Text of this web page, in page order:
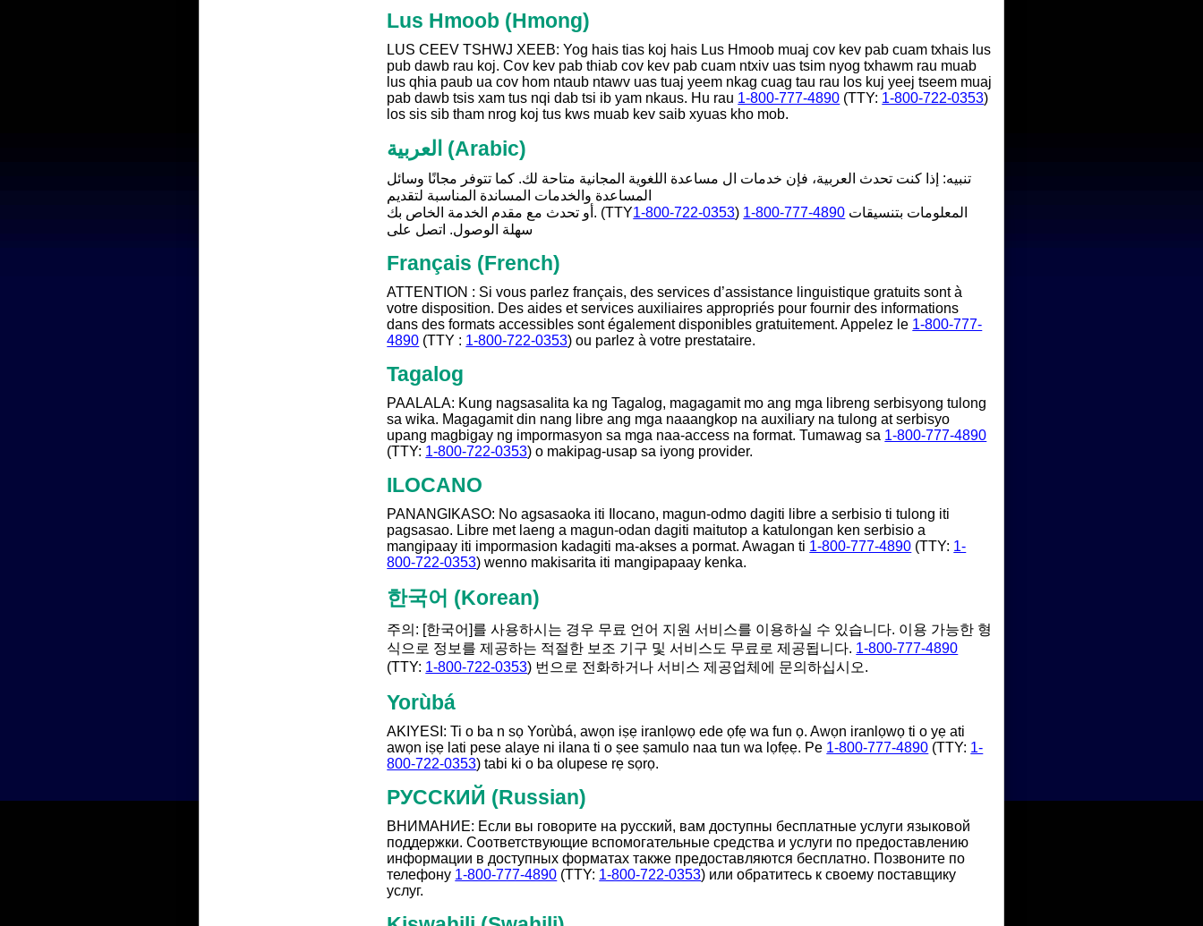
Lus Hmoob (Hmong)
LUS CEEV TSHWJ XEEB: Yog hais tias koj hais Lus Hmoob muaj cov kev pab cuam txhais lus
pub dawb rau koj. Cov kev pab thiab cov kev pab cuam ntxiv uas tsim nyog txhawm rau muab
lus qhia paub ua cov hom ntaub ntawv uas tuaj yeem nkag cuag tau rau los kuj yeej tseem muaj
pab dawb tsis xam tus nqi dab tsi ib yam nkaus. Hu rau 1-800-777-4890 (TTY: 1-800-722-0353)
los sis sib tham nrog koj tus kws muab kev saib xyuas kho mob.
(Arabic)
تنبيه: إذا كنت تحدث العربية، فإن خدمات ال مساعدة اللغوية المجانية متاحة لك. كما تتوفر مجانًا وسائل
المساعدة والخدمات المساندة المناسبة لتقديم
أو تحدث مع مقدم الخدمة الخاص بك. (TTY1-800-722-0353) 1-800-777-4890
سهلة الوصول. اتصل على
Français (French)
ATTENTION : Si vous parlez français, des services d’assistance linguistique gratuits sont à
votre disposition. Des aides et services auxiliaires appropriés pour fournir des informations
dans des formats accessibles sont également disponibles gratuitement. Appelez le 1-800-777-
4890 (TTY : 1-800-722-0353) ou parlez à votre prestataire.
Tagalog
PAALALA: Kung nagsasalita ka ng Tagalog, magagamit mo ang mga libreng serbisyong tulong
sa wika. Magagamit din nang libre ang mga naaangkop na auxiliary na tulong at serbisyo
upang magbigay ng impormasyon sa mga naa-access na format. Tumawag sa 1-800-777-4890
(TTY: 1-800-722-0353) o makipag-usap sa iyong provider.
ILOCANO
PANANGIKASO: No agsasaoka iti Ilocano, magun-odmo dagiti libre a serbisio ti tulong iti
pagsasao. Libre met laeng a magun-odan dagiti maitutop a katulongan ken serbisio a
mangipaay iti impormasion kadagiti ma-akses a pormat. Awagan ti 1-800-777-4890 (TTY: 1-
800-722-0353) wenno makisarita iti mangipapaay kenka.
한국어 (Korean)
주의: [한국어]를 사용하시는 경우 무료 언어 지원 서비스를 이용하실 수 있습니다. 이용 가능한 형
식으로 정보를 제공하는 적절한 보조 기구 및 서비스도 무료로 제공됩니다. 1-800-777-4890
(TTY: 1-800-722-0353) 번으로 전화하거나 서비스 제공업체에 문의하십시오.
Yorùbá
AKIYESI: Ti o ba n sọ Yorùbá, awọn iṣẹ iranlọwọ ede ọfẹ wa fun ọ. Awọn iranlọwọ ti o yẹ ati
awọn iṣẹ lati pese alaye ni ilana ti o ṣee ṣamulo naa tun wa lọfẹẹ. Pe 1-800-777-4890 (TTY: 1-
800-722-0353) tabi ki o ba olupese rẹ sọrọ.
РУССКИЙ (Russian)
ВНИМАНИЕ: Если вы говорите на русский, вам доступны бесплатные услуги языковой
поддержки. Соответствующие вспомогательные средства и услуги по предоставлению
информации в доступных форматах также предоставляются бесплатно. Позвоните по
телефону 1-800-777-4890 (TTY: 1-800-722-0353) или обратитесь к своему поставщику
услуг.